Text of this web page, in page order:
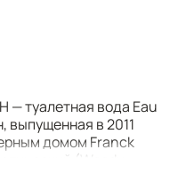
— туалетная вода Eau
выпущенная в 2011
домом Franck
(Woody
королевским синим